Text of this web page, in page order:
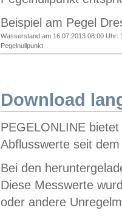
Beispiel am Pegel
Wasserstand am 16.07.2013 08:00 Uhr:
Pegelnullpunkt
Download
PEGELONLINE
Abflusswerte seit
Bei den
Diese Messwerte
oder andere